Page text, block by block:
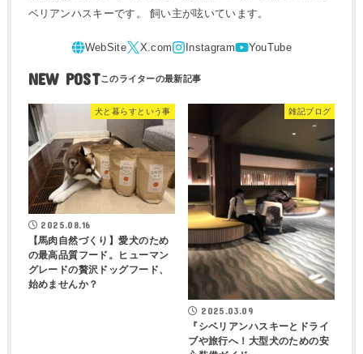
ベリアンハスキーです。 飼い主が呟いています。
NEW POST
犬と暮らすという事
2025.08.16
【馬肉自然づくり】愛犬のため
の最高品質フード。ヒューマン
グレードの贅沢ドッグフード、
始めませんか？
雑記ブログ
2025.03.09
『シベリアンハスキーとドライ
ブや旅行へ！大型犬のための安